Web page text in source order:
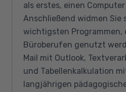
als erstes, einen
Anschließend widmen Sie
wichtigsten Programmen,
Büroberufen genutzt
Mail mit Outlook,
und Tabellenkalkulation
langjährigen